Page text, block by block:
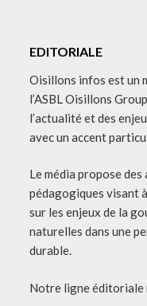
EDITORIALE
Oisillons infos est un
l’ASBL Oisillons
l’actualité et des
avec un accent
Le média propose
pédagogiques visant
sur les enjeux de la
naturelles dans une
durable.
Notre ligne éditoriale